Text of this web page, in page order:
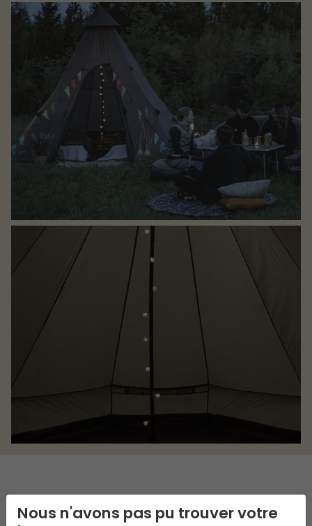
DESCRIPTION
Nous n'avons pas pu trouver votre